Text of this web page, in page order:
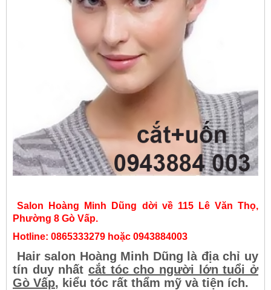
Salon Hoàng Minh Dũng dời về 115 Lê Văn Thọ,
Phường 8 Gò Vấp.
Hotline: 0865333279 hoặc 0943884003
Hair salon Hoàng Minh Dũng là địa chỉ uy
tín duy nhất cắt tóc cho người lớn tuổi ở
Gò Vấp, kiểu tóc rất thẩm mỹ và tiện ích.